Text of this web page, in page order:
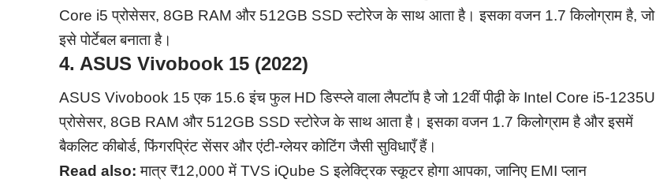
Core i5 प्रोसेसर, 8GB RAM और 512GB SSD स्टोरेज के साथ आता है। इसका वजन 1.7 किलोग्राम है, जो
इसे पोर्टेबल बनाता है। ​
4. ASUS Vivobook 15 (2022)
ASUS Vivobook 15 एक 15.6 इंच फुल HD डिस्प्ले वाला लैपटॉप है जो 12वीं पीढ़ी के Intel Core i5-1235U
प्रोसेसर, 8GB RAM और 512GB SSD स्टोरेज के साथ आता है। इसका वजन 1.7 किलोग्राम है और इसमें
बैकलिट कीबोर्ड, फिंगरप्रिंट सेंसर और एंटी-ग्लेयर कोटिंग जैसी सुविधाएँ हैं। ​
Read also: मात्र ₹12,000 में TVS iQube S इलेक्ट्रिक स्कूटर होगा आपका, जानिए EMI प्लान